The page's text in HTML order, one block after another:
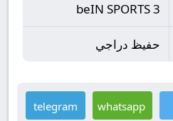
beIN SPORTS 3
حفيظ دراجي
whatsapp
telegram